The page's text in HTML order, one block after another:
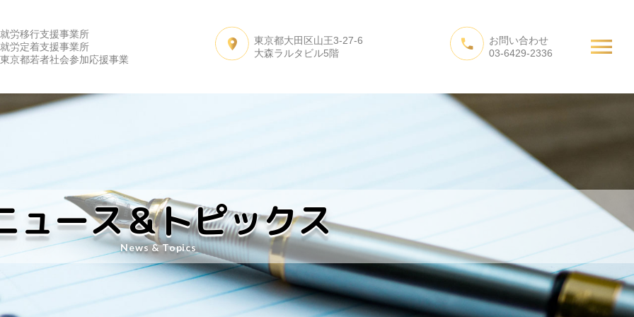
サービス内容 先輩たちの声 私たちの活動 お問い合わせ
就労移行支援事業所
就労定着支援事業所
東京都若者社会参加応援事業
東京都大田区山王3-27-6
大森ラルタビル5階
お問い合わせ
03-6429-2336
ュース＆トピックス
News & Topics